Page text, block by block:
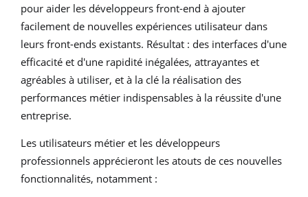
pour aider les développeurs front-end à ajouter
facilement de nouvelles expériences utilisateur dans
leurs front-ends existants. Résultat : des interfaces d'une
efficacité et d'une rapidité inégalées, attrayantes et
agréables à utiliser, et à la clé la réalisation des
performances métier indispensables à la réussite d'une
entreprise.
Les utilisateurs métier et les développeurs
professionnels apprécieront les atouts de ces nouvelles
fonctionnalités, notamment :